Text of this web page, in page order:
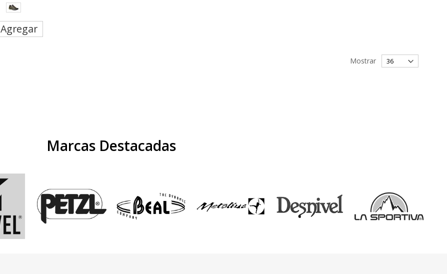
Agregar
Mostrar
Marcas Destacadas